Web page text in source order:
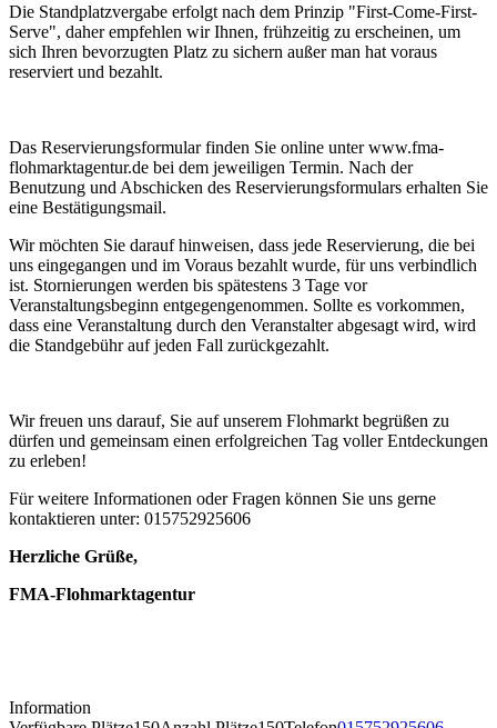
Die Standplatzvergabe erfolgt nach dem Prinzip "First-Come-First-
Serve", daher empfehlen wir Ihnen, frühzeitig zu erscheinen, um
sich Ihren bevorzugten Platz zu sichern außer man hat voraus
reserviert und bezahlt.
Das Reservierungsformular finden Sie online unter www.fma-
flohmarktagentur.de bei dem jeweiligen Termin. Nach der
Benutzung und Abschicken des Reservierungsformulars erhalten Sie
eine Bestätigungsmail.
Wir möchten Sie darauf hinweisen, dass jede Reservierung, die bei
uns eingegangen und im Voraus bezahlt wurde, für uns verbindlich
ist. Stornierungen werden bis spätestens 3 Tage vor
Veranstaltungsbeginn entgegengenommen. Sollte es vorkommen,
dass eine Veranstaltung durch den Veranstalter abgesagt wird, wird
die Standgebühr auf jeden Fall zurückgezahlt.
Wir freuen uns darauf, Sie auf unserem Flohmarkt begrüßen zu
dürfen und gemeinsam einen erfolgreichen Tag voller Entdeckungen
zu erleben!
Für weitere Informationen oder Fragen können Sie uns gerne
kontaktieren unter: 015752925606
Herzliche Grüße,
FMA-Flohmarktagentur
Information